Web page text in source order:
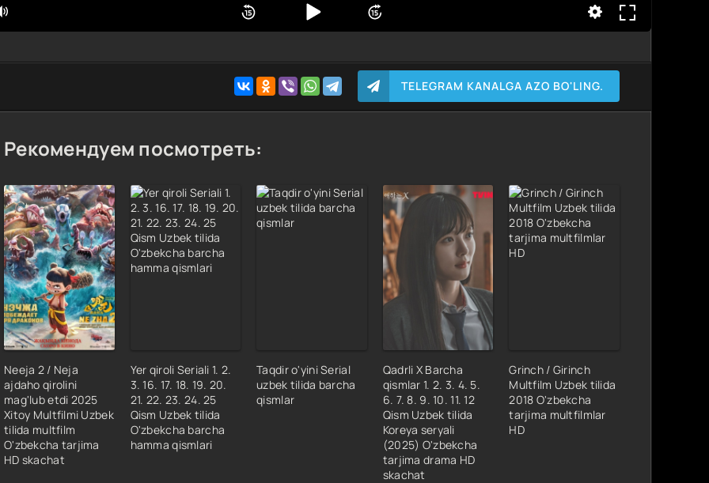
TELEGRAM KANALGA AZO BO'LING.
Рекомендуем посмотреть:
Neeja 2 / Neja
ajdaho qirolini
mag'lub etdi 2025
Xitoy Multfilmi Uzbek
tilida multfilm
O'zbekcha tarjima
HD skachat
Yer qiroli Seriali 1. 2.
3. 16. 17. 18. 19. 20.
21. 22. 23. 24. 25
Qism Uzbek tilida
O'zbekcha barcha
hamma qismlari
Taqdir o'yini Serial
uzbek tilida barcha
qismlar
Qadrli X Barcha
qismlar 1. 2. 3. 4. 5.
6. 7. 8. 9. 10. 11. 12
Qism Uzbek tilida
Koreya seryali
(2025) O'zbekcha
tarjima drama HD
skachat
Grinch / Girinch
Multfilm Uzbek tilida
2018 O'zbekcha
tarjima multfilmlar
HD